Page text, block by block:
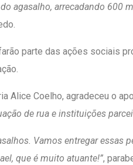
agasalho, arrecadando 600
parte das ações sociais
Alice Coelho, agradeceu o
de rua e instituições
Vamos entregar
que é muito atuante!”,